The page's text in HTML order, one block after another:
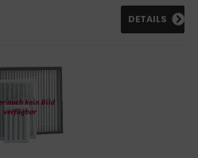
DETAILS